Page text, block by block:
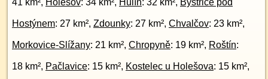
Hostýnem: 27 km², Zdounky: 27 km², Chvalčov: 23 km²,
Morkovice-Slížany: 21 km², Chropyně: 19 km², Roštín:
18 km², Pačlavice: 15 km², Kostelec u Holešova: 15 km²,